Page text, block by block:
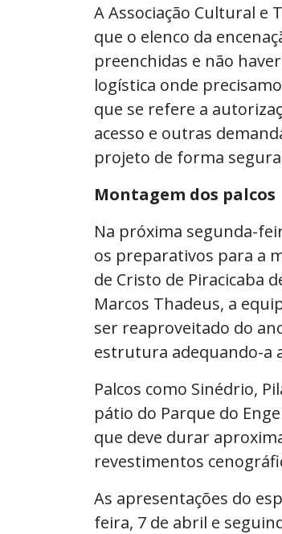
A Associação Cultural
que o elenco da
preenchidas e não
logística onde
que se refere a
acesso e outras
projeto de forma
Montagem dos palcos
Na próxima segunda-
os preparativos para a
de Cristo de Piracicaba
Marcos Thadeus, a
ser reaproveitado do
estrutura adequando-a
Palcos como Sinédrio,
pátio do Parque do
que deve durar
revestimentos
As apresentações do
feira, 7 de abril e